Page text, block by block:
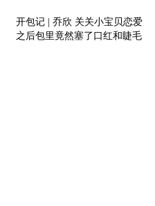
开包记 | 乔欣 关关小宝贝恋爱
之后包里竟然塞了口红和睫毛